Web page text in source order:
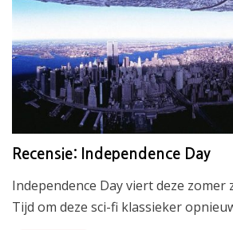
Recensie: Independence Day
Independence Day viert deze zomer
Tijd om deze sci-fi klassieker